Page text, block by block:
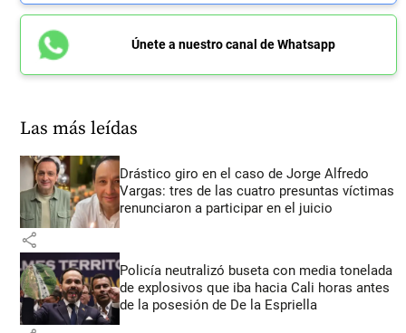
Únete a nuestro canal de Whatsapp
Las más leídas
Drástico giro en el caso de Jorge Alfredo
Vargas: tres de las cuatro presuntas víctimas
renunciaron a participar en el juicio
share
Policía neutralizó buseta con media tonelada
de explosivos que iba hacia Cali horas antes
de la posesión de De la Espriella